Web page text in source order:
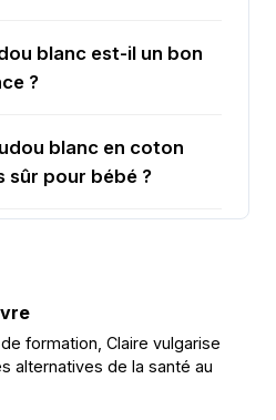
blanc est-il un bon
?
blanc en coton
sûr pour bébé ?
formation, Claire vulgarise
alternatives de la santé au